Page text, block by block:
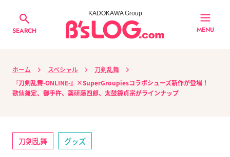
SEARCH
KADOKAWA Group
MENU
ホーム スペシャル
刀剣乱舞
『刀剣乱舞-ONLINE-』×SuperGroupiesコラボシューズ新作が登場！
歌仙兼定、御手杵、薬研藤四郎、太鼓鐘貞宗がラインナップ
刀剣乱舞 グッズ